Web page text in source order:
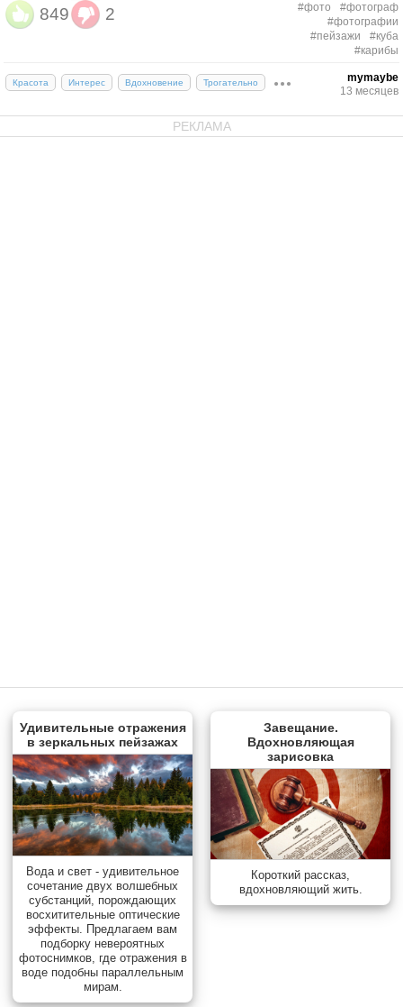
849 2 #фото
#фотограф
#фотографии
#пейзажи
#куба
#карибы
Красота Интерес Вдохновение Трогательно
mymaybe
13 месяцев
РЕКЛАМА
Удивительные отражения
в зеркальных пейзажах
Вода и свет - удивительное
сочетание двух волшебных
субстанций, порождающих
восхитительные оптические
эффекты. Предлагаем вам
подборку невероятных
фотоснимков, где отражения в
воде подобны параллельным
мирам.
Завещание.
Вдохновляющая
зарисовка
Короткий рассказ,
вдохновляющий жить.